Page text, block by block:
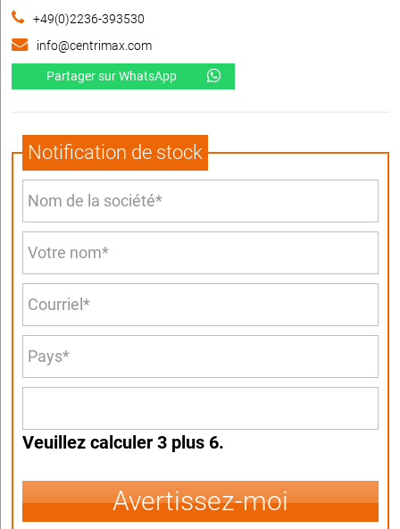
+49(0)2236-393530
info@centrimax.com
Partager sur WhatsApp
Notification de stock
Veuillez calculer 3 plus 6.
Avertissez-moi